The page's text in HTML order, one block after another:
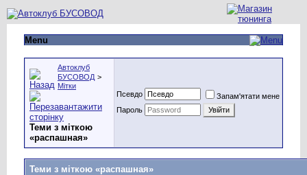
Menu
Автоклуб
БУСОВОД >
Мітки
Теми з міткою
«распашная»
Псевдо
Запам'ятати мене
Пароль
Теми з міткою «распашная»